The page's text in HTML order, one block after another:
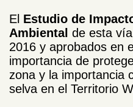
El Estudio de
Ambiental de esta
2016 y aprobados en
importancia de
zona y la importancia
selva en el Territorio